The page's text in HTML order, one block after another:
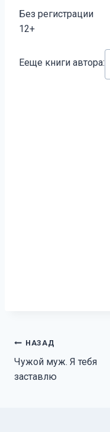
Без регистрации
12+
записи:
Ееще книги автора:
Навигация
по
НАЗАД
Чужой муж. Я тебя
заставлю